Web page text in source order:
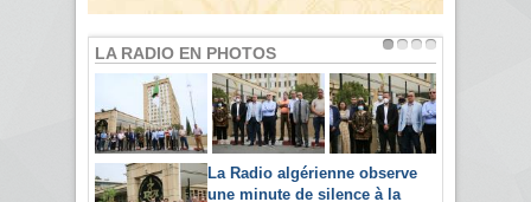
LA RADIO EN PHOTOS
La Radio algérienne observe
une minute de silence à la